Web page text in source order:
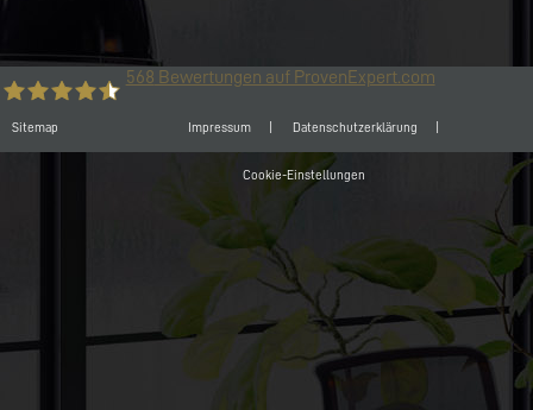
Büro-Kaizen GmbH
568 Bewertungen auf ProvenExpert.com
Sitemap Impressum Datenschutzerklärung
Cookie-Einstellungen